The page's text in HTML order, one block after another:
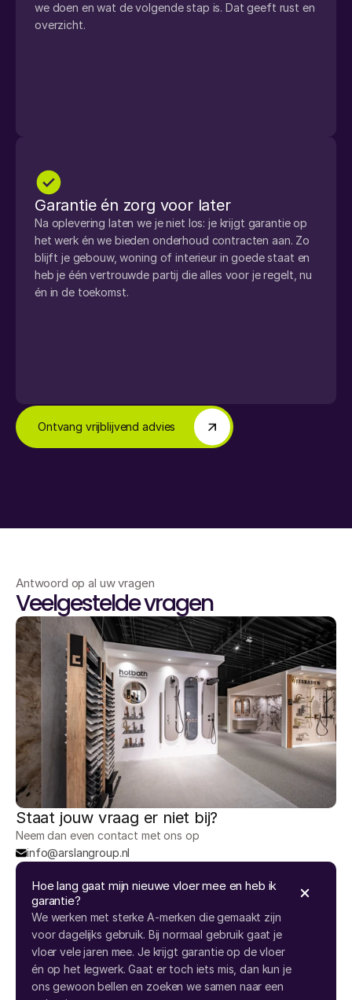
we doen en wat de volgende stap is. Dat geeft rust en
overzicht.
Garantie én zorg voor later
Na oplevering laten we je niet los: je krijgt garantie op
het werk én we bieden onderhoud contracten aan. Zo
blijft je gebouw, woning of interieur in goede staat en
heb je één vertrouwde partij die alles voor je regelt, nu
én in de toekomst.
Ontvang vrijblijvend advies
Antwoord op al uw vragen
Veelgestelde vragen
Staat jouw vraag er niet bij?
Neem dan even contact met ons op
info@arslangroup.nl
Hoe lang gaat mijn nieuwe vloer mee en heb ik
garantie?
We werken met sterke A-merken die gemaakt zijn
voor dagelijks gebruik. Bij normaal gebruik gaat je
vloer vele jaren mee. Je krijgt garantie op de vloer
én op het legwerk. Gaat er toch iets mis, dan kun je
ons gewoon bellen en zoeken we samen naar een